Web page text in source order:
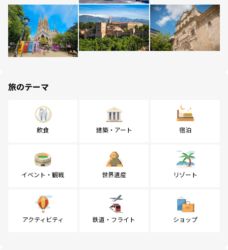
旅のテーマ
飲食 建築・アート 宿泊
イベント・観戦 世界遺産 リゾート
アクティビティ 鉄道・フライト ショップ